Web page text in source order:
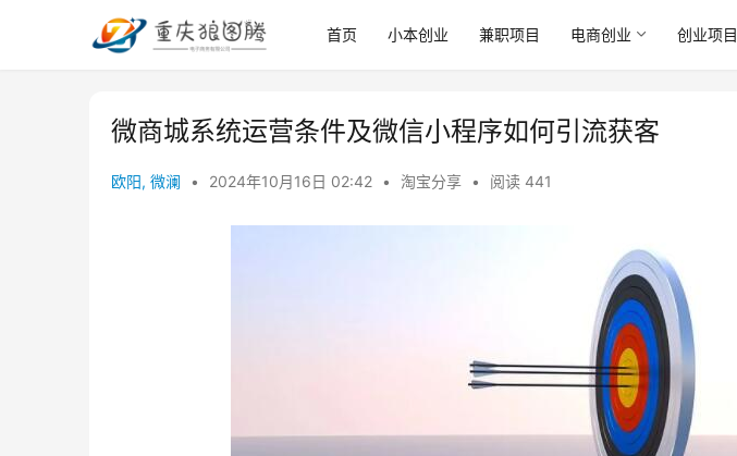
首页 小本创业 兼职项目 电商创业 创业项目
微商城系统运营条件及微信小程序如何引流获客
欧阳, 微澜 • 2024年10月16日 02:42 • 淘宝分享 • 阅读 441